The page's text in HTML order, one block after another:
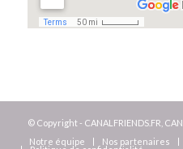
© Copyright - CANALFRIENDS.FR,
Notre équipe
Nos partenaires